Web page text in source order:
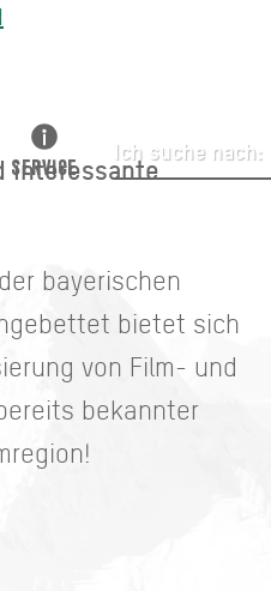
interessante
bayerischen
bietet sich
von Film- und
bekannter
SERVICE